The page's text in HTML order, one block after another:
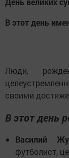
В этот день
Люди,
своими
В этот день
Василий
футболист,